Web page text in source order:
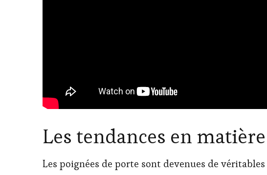
Les tendances en
Les poignées de porte sont devenues de